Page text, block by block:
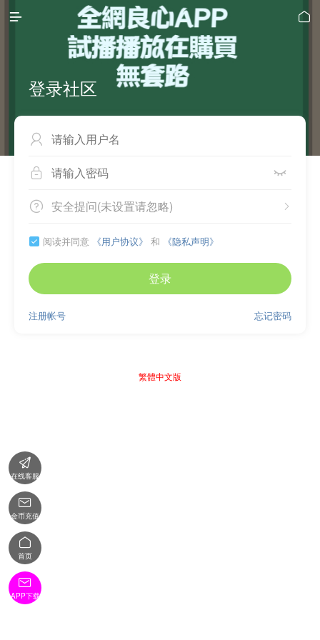
 
登录社区

 
 
安全提问(未设置请忽略)
 阅读并同意 《用户协议》 和 《隐私声明》
登录
忘记密码
注册帐号
繁體中文版

在线客服

金币充值

首页

APP下载